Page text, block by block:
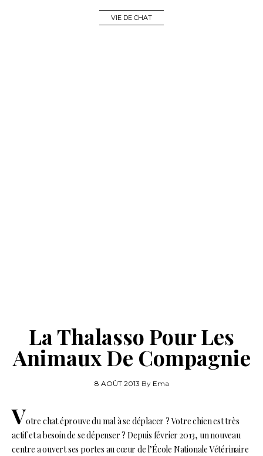
VIE DE CHAT
La Thalasso Pour Les
Animaux De Compagnie
8 AOÛT 2013 By Ema
Votre chat éprouve du mal à se déplacer ? Votre chien est très
actif et a besoin de se dépenser ? Depuis février 2013, un nouveau
centre a ouvert ses portes au cœur de l’École Nationale Vétérinaire